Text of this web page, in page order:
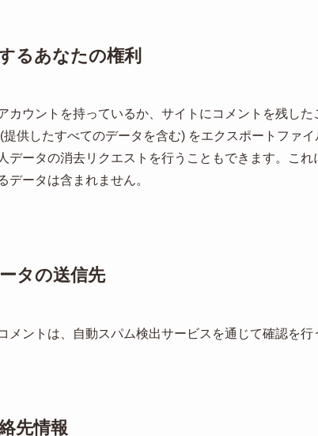
るあなたの権利
カウントを持っているか、サイトにコメントを残し
提供したすべてのデータを含む) をエクスポートファ
データの消去リクエストを行うこともできます。こ
データは含まれません。
タの送信先
メントは、自動スパム検出サービスを通じて確認を行
先情報